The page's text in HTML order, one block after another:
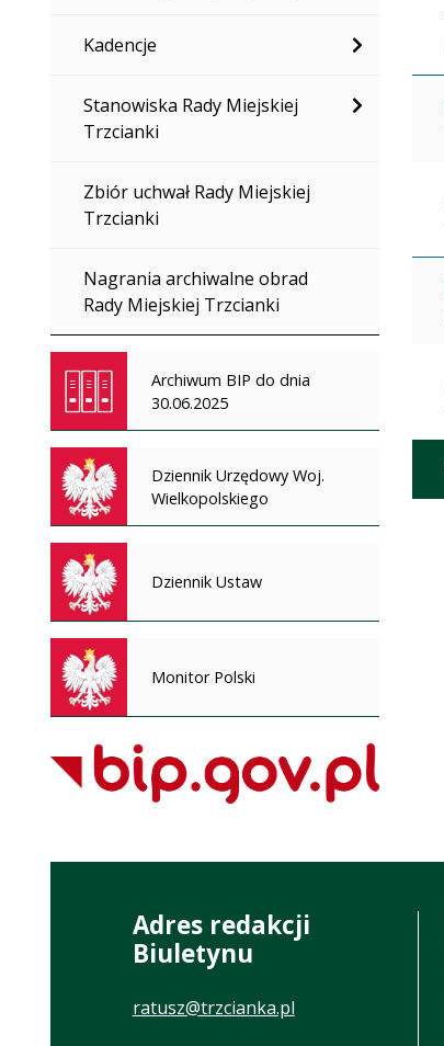
Kadencje
Stanowiska Rady Miejskiej
Trzcianki
Zbiór uchwał Rady Miejskiej
Trzcianki
Nagrania archiwalne obrad
Rady Miejskiej Trzcianki
Archiwum BIP do dnia
30.06.2025
Dziennik Urzędowy Woj.
Wielkopolskiego
Dziennik Ustaw
Monitor Polski
Adres redakcji
Biuletynu
ratusz@trzcianka.pl